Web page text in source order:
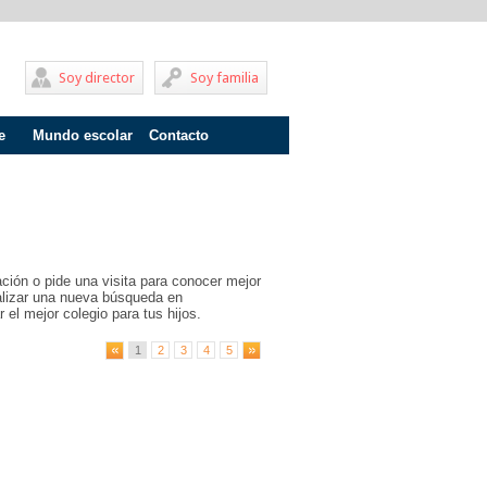
Soy familia
Soy director
Mundo escolar
Fracaso escolar
Acoso escolar
Contacto
o pide una visita para conocer mejor
una nueva búsqueda en
el mejor colegio para tus hijos.
1 2 3 4 5